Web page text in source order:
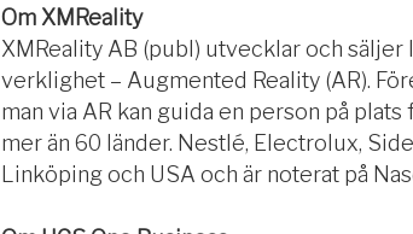
Om XMReality
XMReality AB (publ) utvecklar och
verklighet – Augmented Reality (AR).
man via AR kan guida en person på
mer än 60 länder. Nestlé, Electrolux,
Linköping och USA och är noterat på